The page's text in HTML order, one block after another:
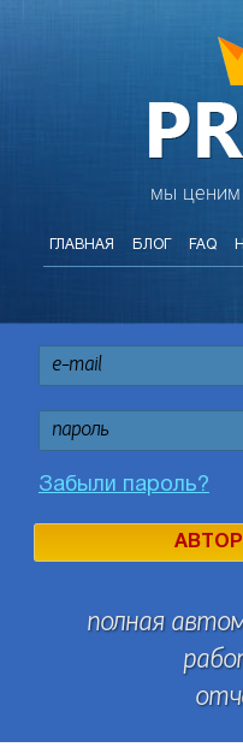
мы ценим
ГЛАВНАЯ БЛОГ FAQ
Забыли пароль?
полная